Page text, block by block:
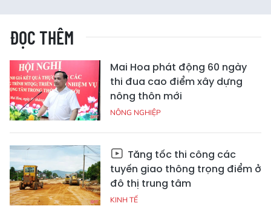
ĐỌC THÊM
Mai Hoa phát động 60 ngày
thi đua cao điểm xây dựng
nông thôn mới
NÔNG NGHIỆP
Tăng tốc thi công các
tuyến giao thông trọng điểm ở
đô thị trung tâm
KINH TẾ